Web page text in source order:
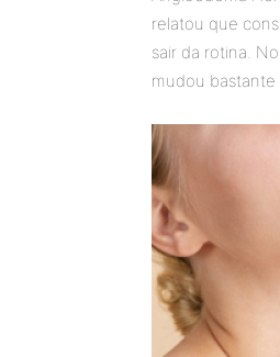
relatou que
sair da rotina.
mudou bastante